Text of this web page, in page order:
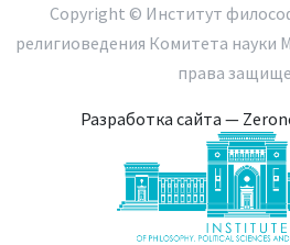
Copyright © Институт
религиоведения Комитета науки
права
Разработка сайта —